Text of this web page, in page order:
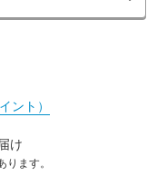
ント）
け
ます。